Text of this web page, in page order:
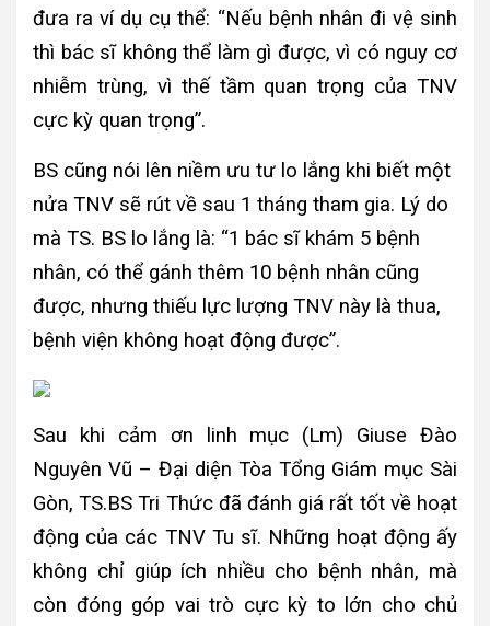
đưa ra ví dụ cụ thể: “Nếu bệnh nhân đi vệ sinh
thì bác sĩ không thể làm gì được, vì có nguy cơ
nhiễm trùng, vì thế tầm quan trọng của TNV
cực kỳ quan trọng”.
BS cũng nói lên niềm ưu tư lo lắng khi biết một
nửa TNV sẽ rút về sau 1 tháng tham gia. Lý do
mà TS. BS lo lắng là: “1 bác sĩ khám 5 bệnh
nhân, có thể gánh thêm 10 bệnh nhân cũng
được, nhưng thiếu lực lượng TNV này là thua,
bệnh viện không hoạt động được”.
Sau khi cảm ơn linh mục (Lm) Giuse Đào
Nguyên Vũ – Đại diện Tòa Tổng Giám mục Sài
Gòn, TS.BS Tri Thức đã đánh giá rất tốt về hoạt
động của các TNV Tu sĩ. Những hoạt động ấy
không chỉ giúp ích nhiều cho bệnh nhân, mà
còn đóng góp vai trò cực kỳ to lớn cho chủ